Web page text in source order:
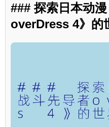
### 探索日本动
overDress 4》的